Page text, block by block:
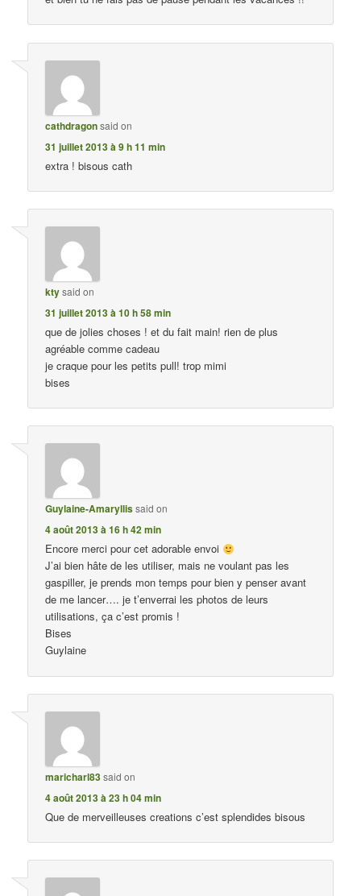
cathdragonsaid on
31 juillet 2013 à 9 h 11 min
extra ! bisous cath
ktysaid on
31 juillet 2013 à 10 h 58 min
que de jolies choses ! et du fait main! rien de plus
agréable comme cadeau
je craque pour les petits pull! trop mimi
bises
Guylaine-Amaryllissaid on
4 août 2013 à 16 h 42 min
Encore merci pour cet adorable envoi
J’ai bien hâte de les utiliser, mais ne voulant pas les
gaspiller, je prends mon temps pour bien y penser avant
de me lancer…. je t’enverrai les photos de leurs
utilisations, ça c’est promis !
Bises
Guylaine
maricharl83said on
4 août 2013 à 23 h 04 min
Que de merveilleuses creations c’est splendides bisous